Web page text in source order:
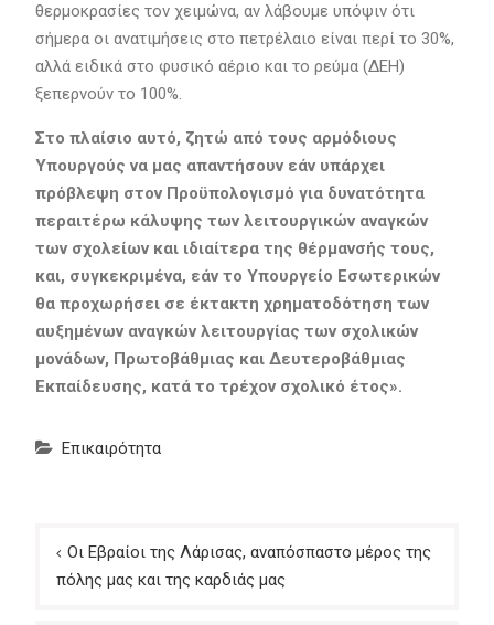
θερμοκρασίες τον χειμώνα, αν λάβουμε υπόψιν ότι
σήμερα οι ανατιμήσεις στο πετρέλαιο είναι περί το 30%,
αλλά ειδικά στο φυσικό αέριο και το ρεύμα (ΔΕΗ)
ξεπερνούν το 100%.
Στο πλαίσιο αυτό, ζητώ από τους αρμόδιους
Υπουργούς να μας απαντήσουν εάν υπάρχει
πρόβλεψη στον Προϋπολογισμό για δυνατότητα
περαιτέρω κάλυψης των λειτουργικών αναγκών
των σχολείων και ιδιαίτερα της θέρμανσής τους,
και, συγκεκριμένα, εάν το Υπουργείο Εσωτερικών
θα προχωρήσει σε έκτακτη χρηματοδότηση των
αυξημένων αναγκών λειτουργίας των σχολικών
μονάδων, Πρωτοβάθμιας και Δευτεροβάθμιας
Εκπαίδευσης, κατά το τρέχον σχολικό έτος».
Επικαιρότητα
Πλοήγηση
άρθρων
Οι Εβραίοι της Λάρισας, αναπόσπαστο μέρος της
πόλης μας και της καρδιάς μας